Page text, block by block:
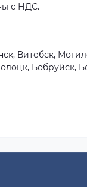
с НДС.
Витебск,
Бобруйск,